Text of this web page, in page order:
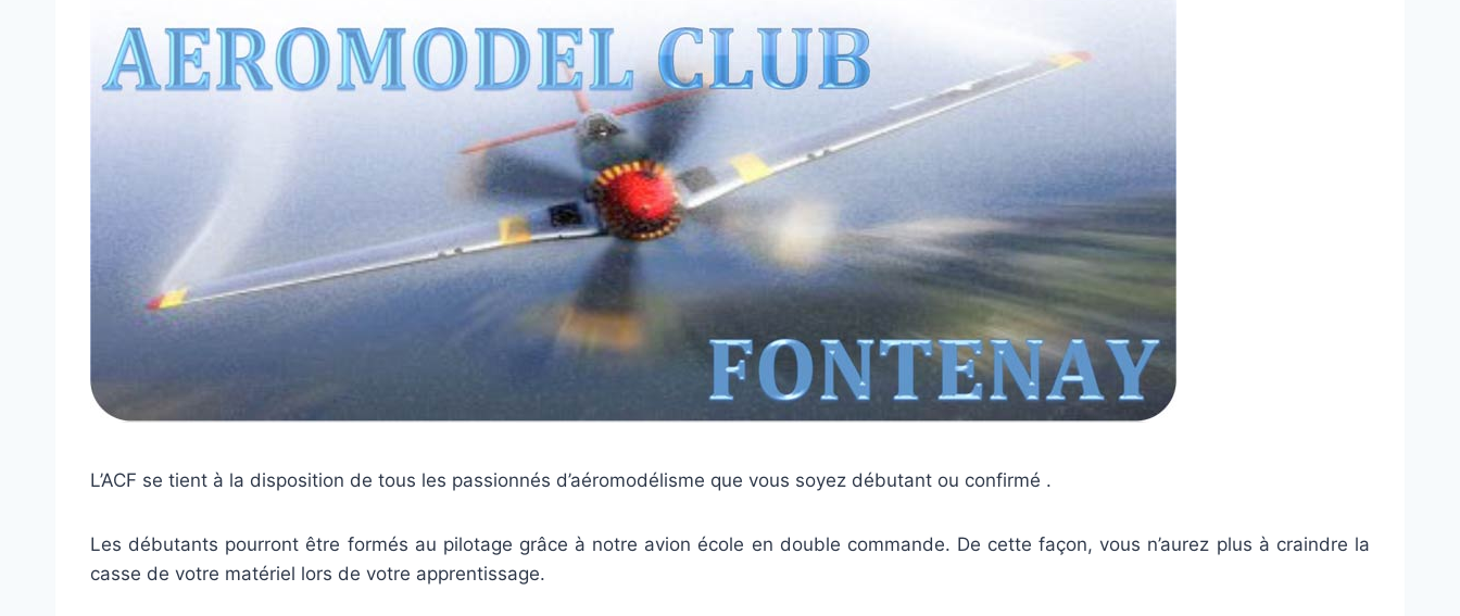
L’ACF se tient à la disposition de tous les passionnés d’aéromodélisme que vous soyez débutant ou confirmé .
Les débutants pourront être formés au pilotage grâce à notre avion école en double commande. De cette façon, vous n’aurez plus à craindre la
casse de votre matériel lors de votre apprentissage.